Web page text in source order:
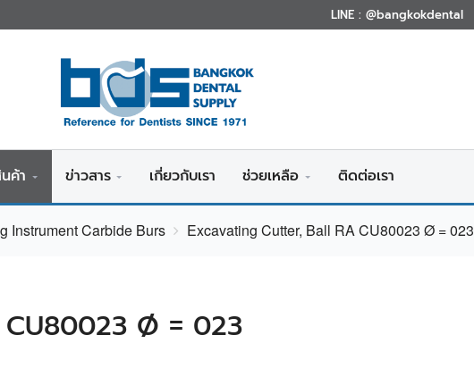
LINE : @bangkokdental
ค้า ข่าวสาร เกี่ยวกับเรา ช่วยเหลือ ติดต่อเรา
Instrument Carbide Burs Excavating Cutter, Ball RA CU80023 Ø = 023
Ø = 023